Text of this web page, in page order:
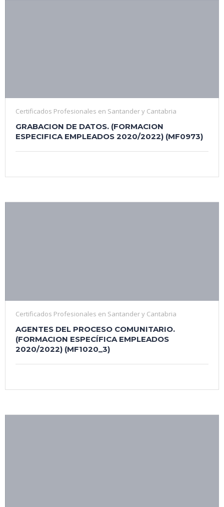
Certificados Profesionales en Santander y Cantabria
GRABACION DE DATOS. (FORMACION
ESPECIFICA EMPLEADOS 2020/2022) (MF0973)
Certificados Profesionales en Santander y Cantabria
AGENTES DEL PROCESO COMUNITARIO.
(FORMACION ESPECÍFICA EMPLEADOS
2020/2022) (MF1020_3)
Silicon Formación
Cursos SEPE
Cursos FUNDAE
Todos nuestros Cursos
Contacto